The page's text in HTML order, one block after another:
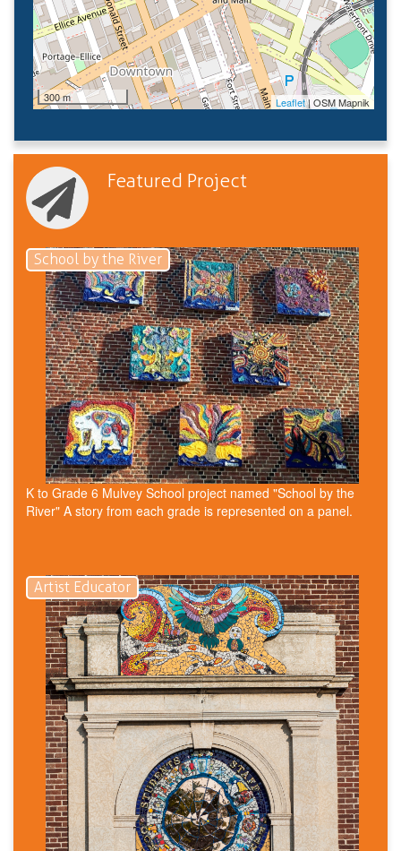
300 m Leaflet| OSM Mapnik
Featured Project
School by the River
K to Grade 6 Mulvey School project named "School by the
River" A story from each grade is represented on a panel.
Artist Educator